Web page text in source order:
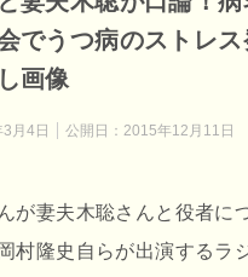
でうつ病のストレ
画像
月4日 公開日： 2015年12月11日
が妻夫木聡さんと役者に
村隆史自らが出演するラ